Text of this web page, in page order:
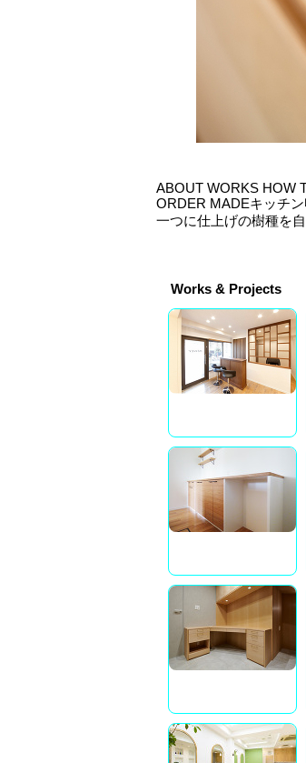
ABOUT WORKS HOW
ORDER MADEキッチ
一つに仕上げの樹種を
Works & Projects